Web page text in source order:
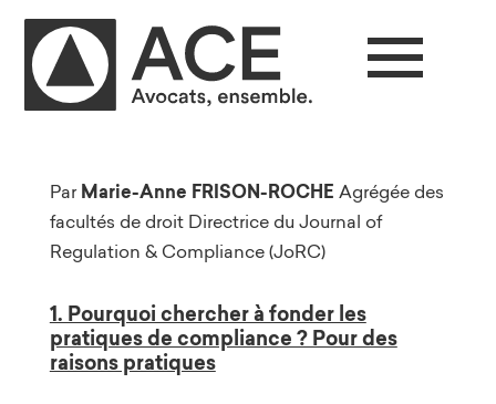
ParMarie-Anne FRISON-ROCHE Agrégée des
facultés de droit Directrice du Journal of
Regulation & Compliance (JoRC)
1. Pourquoi chercher à fonder les
pratiques de compliance ? Pour des
raisons pratiques